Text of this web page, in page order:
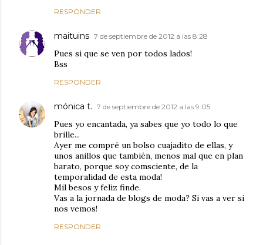
RESPONDER
maituins 7 de septiembre de 2012 a las 8:28
Pues si que se ven por todos lados!
Bss
RESPONDER
mónica t. 7 de septiembre de 2012 a las 9:05
Pues yo encantada, ya sabes que yo todo lo que
brille...
Ayer me compré un bolso cuajadito de ellas, y
unos anillos que también, menos mal que en plan
barato, porque soy comsciente, de la
temporalidad de esta moda!
Mil besos y feliz finde.
Vas a la jornada de blogs de moda? Si vas a ver si
nos vemos!
RESPONDER